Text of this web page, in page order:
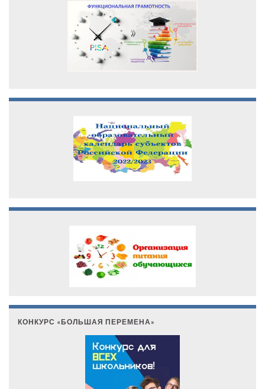
КОНКУРС «БОЛЬШАЯ ПЕРЕМЕНА»